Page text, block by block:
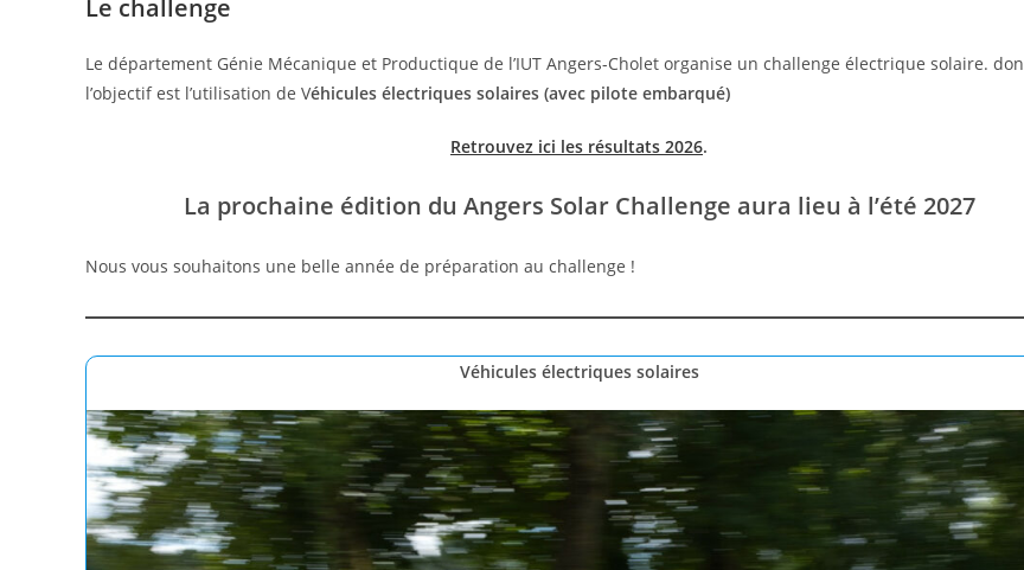
Le challenge
Le département Génie Mécanique et Productique de l’IUT Angers-Cholet organise un challenge électrique solaire. don
l’objectif est l’utilisation de Véhicules électriques solaires (avec pilote embarqué)
Retrouvez ici les résultats 2026.
La prochaine édition du Angers Solar Challenge aura lieu à l’été 2027
Nous vous souhaitons une belle année de préparation au challenge !
Véhicules électriques solaires